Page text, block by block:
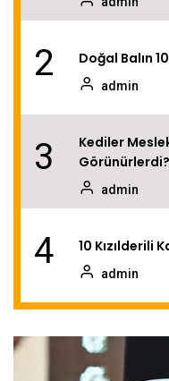
2 Doğal Balın
admin
3
Kediler
Görünürlerdi?
admin
4 10 Kızılderili
admin
5 Piramitlerin
admin